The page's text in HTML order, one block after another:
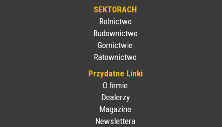
SEKTORACH
Rolnictwo
Budownictwo
Gornictwie
Ratownictwo
Przydatne Linki
O firmie
Dealerzy
Magazine
Newslettera